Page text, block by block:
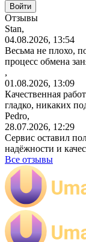
Отзывы
Stan,
04.08.2026, 13:54
Весьма не плохо,
процесс обмена
,
01.08.2026, 13:09
Качественная
гладко, никаких
Pedro,
28.07.2026, 12:29
Сервис оставил
надёжности и
Все отзывы